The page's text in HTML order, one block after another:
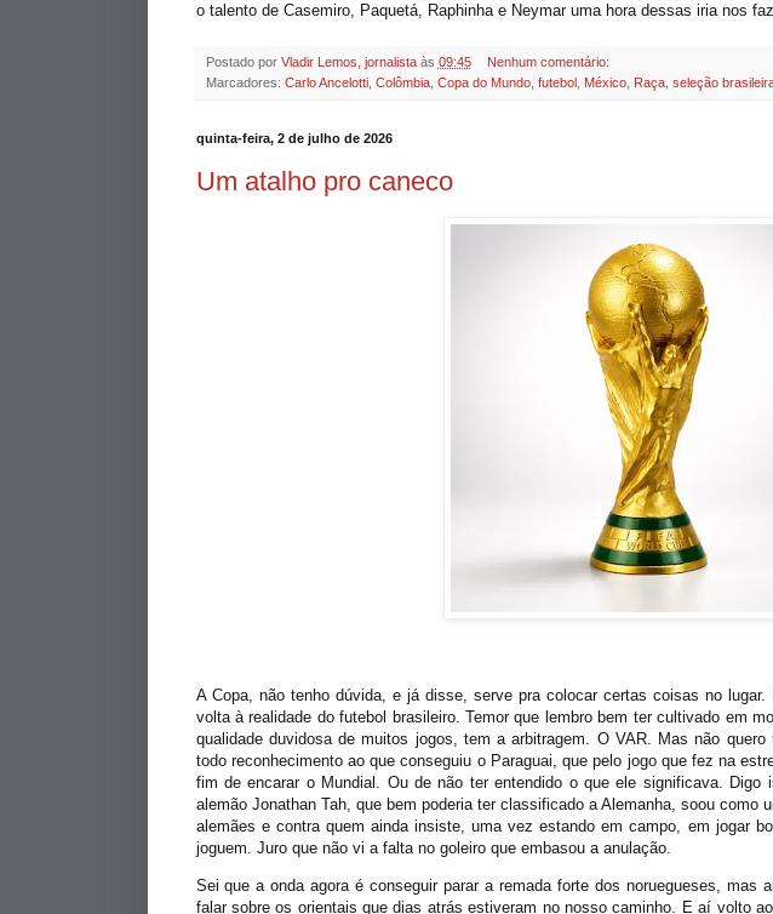
o talento de Casemiro, Paquetá, Raphinha e Neymar uma hora dessas iria nos
Postado por Vladir Lemos, jornalista às 09:45
Nenhum comentário:
Marcadores: Carlo Ancelotti, Colômbia, Copa do Mundo, futebol México, Raça, seleção
quinta-feira, 2 de julho de 2026
Um atalho pro caneco
A Copa, não tenho dúvida, e já disse, serve pra colocar certas coisas no
volta à realidade do futebol brasileiro. Temor que lembro bem ter cultivado em
qualidade duvidosa de muitos jogos, tem a arbitragem. O VAR. Mas não
todo reconhecimento ao que conseguiu o Paraguai, que pelo jogo que fez na
fim de encarar o Mundial. Ou de não ter entendido o que ele significava. Digo
alemão Jonathan Tah, que bem poderia ter classificado a Alemanha, soou como
alemães e contra quem ainda insiste, uma vez estando em campo, em jogar
joguem. Juro que não vi a falta no goleiro que embasou a anulação.
Sei que a onda agora é conseguir parar a remada forte dos noruegueses, mas
falar sobre os orientais que dias atrás estiveram no nosso caminho. E aí volto